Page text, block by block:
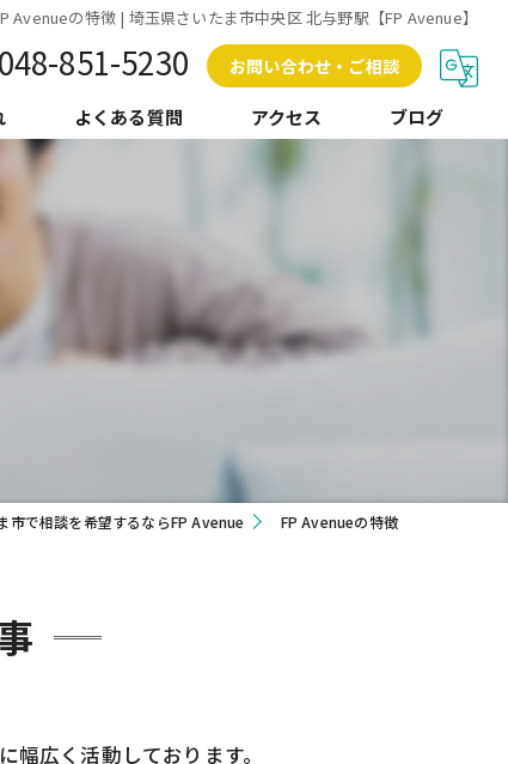
Avenueの特徴 | 埼玉県さいたま市中央区 北与野駅【FP Avenue】
048-851-5230 お問い合わせ・ご相談
よくある質問 アクセス ブログ
市で相談を希望するならFP Avenue FP Avenueの特徴
広く活動しております。